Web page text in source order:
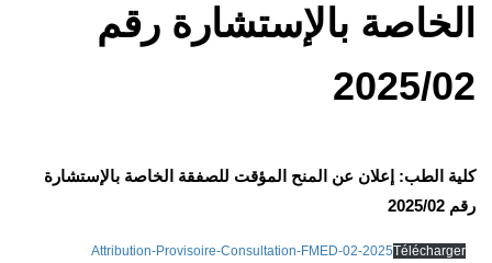
الخاصة بالإستشارة رقم
2025/02
كلية الطب: إعلان عن المنح المؤقت للصفقة الخاصة بالإستشارة
رقم 2025/02
Attribution-Provisoire-Consultation-FMED-02-2025Télécharger